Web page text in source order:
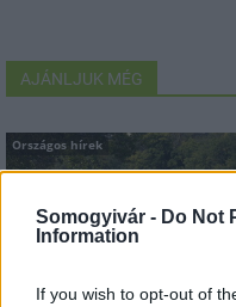
Somogyivár - Do Not
Information
If you wish to opt-out of
AJÁNLJUK MÉG
Országos hírek